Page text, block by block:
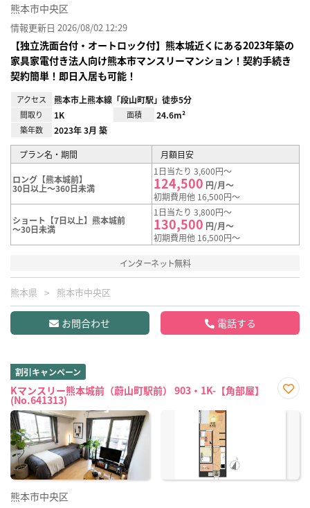
熊本市中央区
情報更新日 2026/08/02 12:29
【独立洗面台付・オートロック付】熊本城近くにある2023年築の
家具家電付き法人向け熊本市マンスリーマンション！契約手続き
契約簡単！即日入居も可能！
アクセス 熊本市上熊本線「段山町駅」徒歩5分
間取り 1K 面積 24.6m²
築年数 2023年 3月 築
プラン名・期間 月額目安
ロング【熊本城前】
30日以上～360日未満
1日当たり 3,600円～
124,500 円/月～
初期費用他 16,500円～
ショート【7日以上】熊本城前
～30日未満
1日当たり 3,800円～
130,500 円/月～
初期費用他 16,500円～
インターネット無料
熊本県 熊本市中央区
お問合わせ 電話する
割引キャンペーン
Kマンスリー熊本城前（蔚山町駅前） 903・1K-【角部屋】
(No.641313)
に入
熊本市中央区